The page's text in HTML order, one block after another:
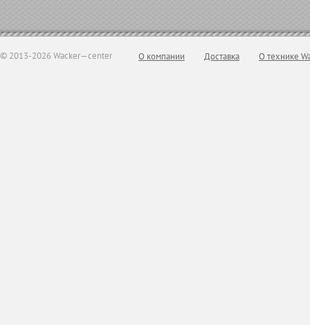
© 2013-2026 Wacker—center О компании Доставка О технике